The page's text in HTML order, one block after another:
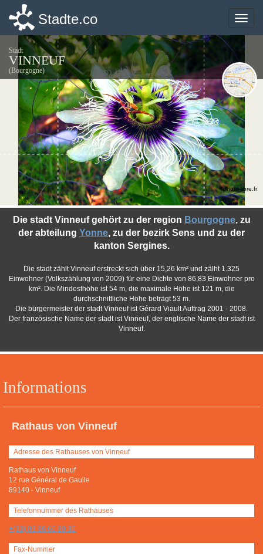
Toggle
Stadte.co
Stadt
VINNEUF
(Bourgogne)
Informations
Rathaus von Vinneuf
Adresse des Rathauses von Vinneuf
Rathaus von Vinneuf
12 rue Général de Gaulle
89140 - Vinneuf
Telefonnummer des Rathauses
+(33) 03 86 66 80 36
Fax-Nummer
Die stadt Vinneuf gehört zu der region Bourgogne, zu
der abteilung Yonne, zu der bezirk Sens und zu der
kanton Sergines.
Die stadt zählt Vinneuf erstreckt sich über 15,26 km² und zälht 1.325
Einwohner (Volkszählung von 2009) für eine Dichte von 86,83 Einwohner pro
km². Die Mindesthöhe ist 54 m, die maximale Höhe ist 121 m, die
durchschnittliche Höhe beträgt 53 m.
Die bürgermeister der stadt Vinneuf ist Gérard Viault Auftrag 2001 - 2008.
Der französische Name der stadt ist Vinneuf, der englische Name der stadt ist
Vinneuf.
©photo-libre.fr
Toggle
Stadte.co